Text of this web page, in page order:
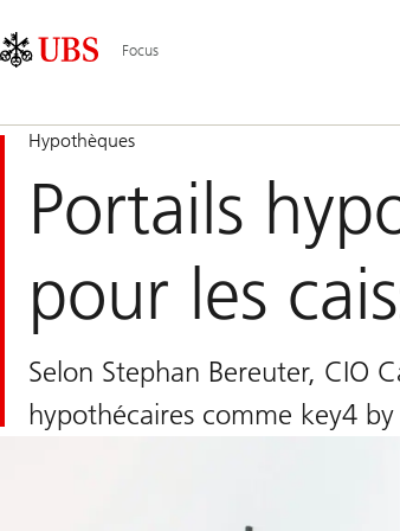
Area
principale
Focus
Hypothèques
Portails
pour les
Selon Stephan Bereuter, CIO
hypothécaires comme key4